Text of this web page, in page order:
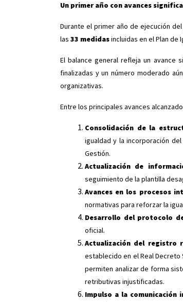
Un primer año con avances
Durante el primer año de ejecución
las 33 medidasincluidas en el Plan de
El balance general refleja un avance
finalizadas y un número moderado
organizativas.
Entre los principales avances
Consolidación de la
igualdad y la incorporación
Gestión.
Actualización de
seguimiento de la plantilla
Avances en los procesos
normativas para reforzar la
Desarrollo del protocolo
oficial.
Actualización del registro
establecido en el Real
permiten analizar de forma
retributivas injustificadas.
Impulso a la comunicación